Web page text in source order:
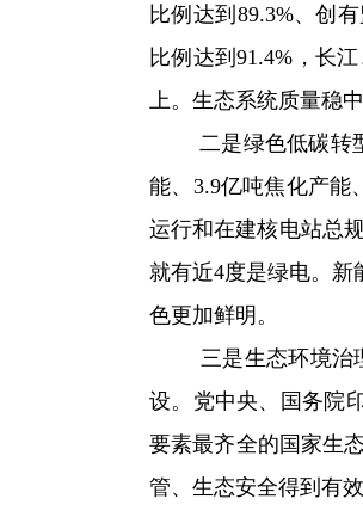
比例达到89.3%、创
比例达到91.4%，长
上。生态系统质量稳
二是绿色低碳转型
能、3.9亿吨焦化产能
运行和在建核电站总
就有近4度是绿电。新
色更加鲜明。
三是生态环境治理
设。党中央、国务院
要素最齐全的国家生
管、生态安全得到有效